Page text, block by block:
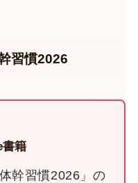
習慣2026
籍
幹習慣2026」の